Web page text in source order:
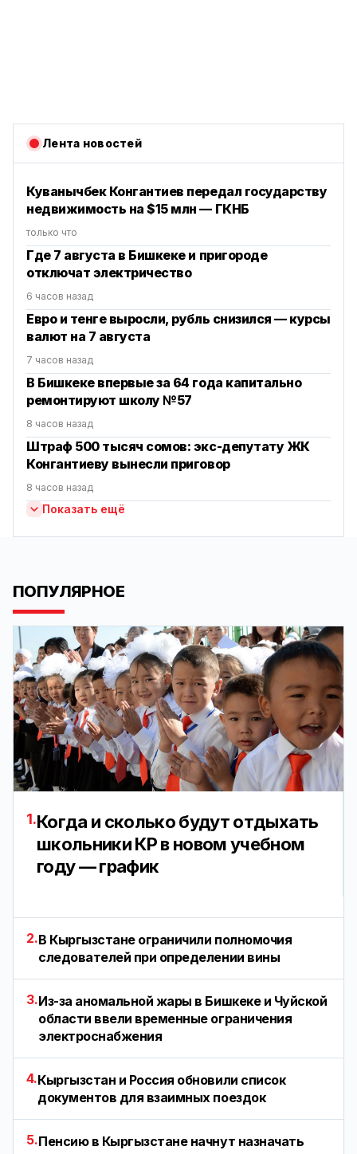
Лента новостей
Куванычбек Конгантиев передал государству
недвижимость на $15 млн — ГКНБ
только что
Где 7 августа в Бишкеке и пригороде
отключат электричество
6 часов назад
Евро и тенге выросли, рубль снизился — курсы
валют на 7 августа
7 часов назад
В Бишкеке впервые за 64 года капитально
ремонтируют школу №57
8 часов назад
Штраф 500 тысяч сомов: экс-депутату ЖК
Конгантиеву вынесли приговор
8 часов назад
Показать ещё
ПОПУЛЯРНОЕ
1.Когда и сколько будут отдыхать
школьники КР в новом учебном
году — график
2.В Кыргызстане ограничили полномочия
следователей при определении вины
3.Из-за аномальной жары в Бишкеке и Чуйской
области ввели временные ограничения
электроснабжения
4.Кыргызстан и Россия обновили список
документов для взаимных поездок
5.Пенсию в Кыргызстане начнут назначать